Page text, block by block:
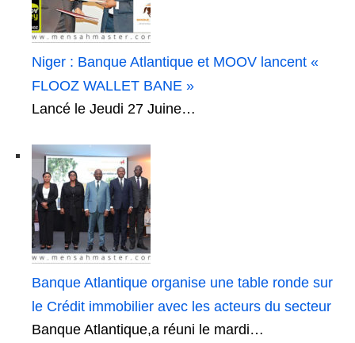
Niger : Banque Atlantique et MOOV lancent «
FLOOZ WALLET BANE »
Lancé le Jeudi 27 Juine…
Banque Atlantique organise une table ronde sur
le Crédit immobilier avec les acteurs du secteur
Banque Atlantique,a réuni le mardi…